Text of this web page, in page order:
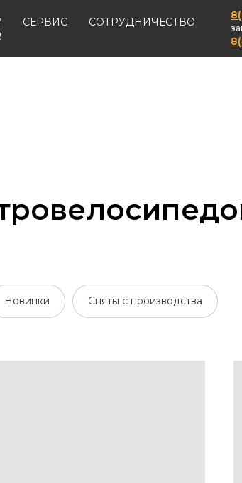
СЕРВИС
СОТРУДНИЧЕСТВО
Новинки Сняты с производства